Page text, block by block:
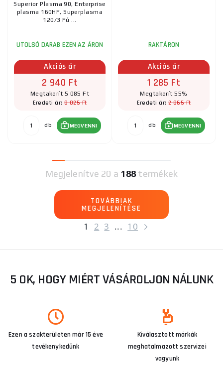
Superior Plasma 90, Enterprise
plasma 160HF, Superplasma
120/3 Fú ...
UTOLSÓ DARAB EZEN AZ ÁRON
Akciós ár
2 940 Ft
Megtakarít 5 085 Ft
Eredeti ár:8 025 Ft
db MEGVENNI
RAKTÁRON
Akciós ár
1 285 Ft
Megtakarít 55%
Eredeti ár:2 865 Ft
db MEGVENNI
1 2 3 ... 10
Megjelenítve 20 a 188 termékek
TOVÁBBIAK
MEGJELENÍTÉSE
5 OK, HOGY MIÉRT VÁSÁROLJON NÁLUNK
Ezen a szakterületen már 15 éve
tevékenykedünk
Kiválasztott márkák
meghatalmazott szervizei
vagyunk